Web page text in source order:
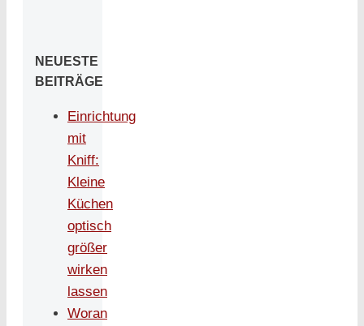
NEUESTE
BEITRÄGE
Einrichtung
mit
Kniff:
Kleine
Küchen
optisch
größer
wirken
lassen
Woran